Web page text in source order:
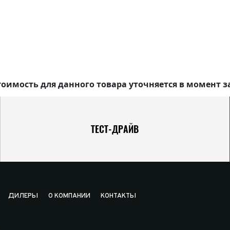
для данного товара уточняется в момент
ТЕСТ-ДРАЙВ
ДИЛЕРЫ О КОМПАНИИ КОНТАКТЫ